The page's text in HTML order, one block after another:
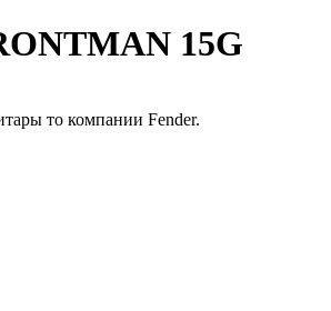
15G
то компании Fender.